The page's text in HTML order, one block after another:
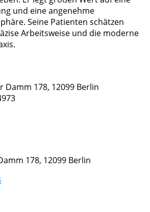
und eine angenehme
Seine Patienten schätzen
Arbeitsweise und die moderne
Damm 178, 12099 Berlin
178, 12099 Berlin